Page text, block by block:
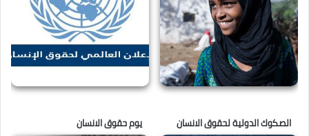
الصكوك الدولية لحقوق الانسان يوم حقوق الانسان